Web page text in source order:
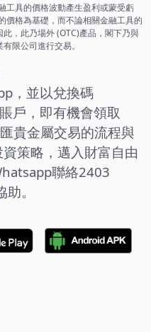
工具的價格波動產生盈利或蒙受虧
價格為基礎，而不論相關金融工具的
，此乃場外 (OTC)產品，閣下乃與
限公司進行交易。
，並以兌換碼
戶，即有機會領取
貴金屬交易的流程與
策略，邁入財富自由
聯絡2403
。